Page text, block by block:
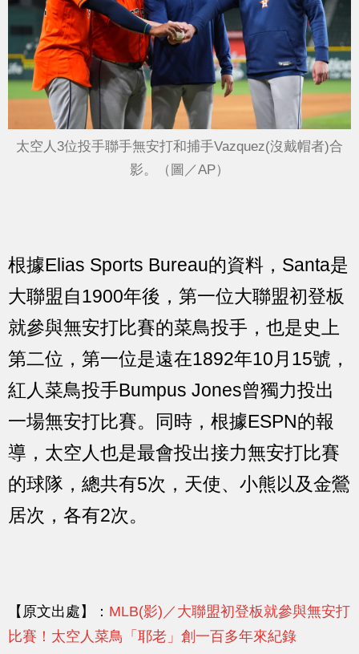
太空人3位投手聯手無安打和捕手Vazquez(沒戴帽者)合
影。（圖／AP）
根據Elias Sports Bureau的資料，Santa是
大聯盟自1900年後，第一位大聯盟初登板
就參與無安打比賽的菜鳥投手，也是史上
第二位，第一位是遠在1892年10月15號，
紅人菜鳥投手Bumpus Jones曾獨力投出
一場無安打比賽。同時，根據ESPN的報
導，太空人也是最會投出接力無安打比賽
的球隊，總共有5次，天使、小熊以及金鶯
居次，各有2次。
【原文出處】： MLB(影)／大聯盟初登板就參與無安打
比賽！太空人菜鳥「耶老」創一百多年來紀錄